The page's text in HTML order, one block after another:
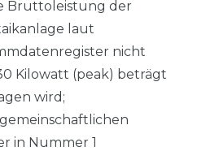
Bruttoleistung der
laut
nicht
Kilowatt (peak) beträgt
wird;
in Nummer 1